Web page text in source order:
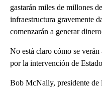
gastarán miles de millones
infraestructura gravemente
comenzarán a generar
No está claro cómo se
por la intervención de
Bob McNally, presidente de